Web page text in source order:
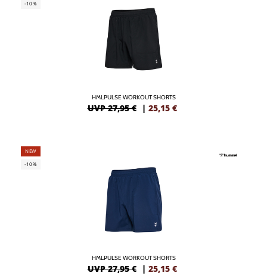
-10%
HMLPULSE WORKOUT SHORTS
UVP 27,95 € | 25,15 €
NEW
-10%
HMLPULSE WORKOUT SHORTS
UVP 27,95 € | 25,15 €